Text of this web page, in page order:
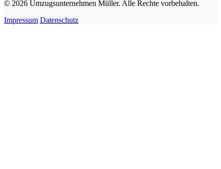
© 2026 Umzugsunternehmen Müller. Alle Rechte vorbehalten.
Impressum Datenschutz